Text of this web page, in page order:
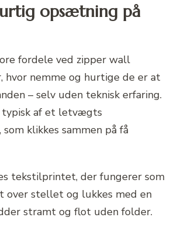
opsætning på
fordele ved zipper wall
hvor nemme og hurtige de er at
– selv uden teknisk erfaring.
af et letvægts
klikkes sammen på få
tekstilprintet, der fungerer som
over stellet og lukkes med en
stramt og flot uden folder.